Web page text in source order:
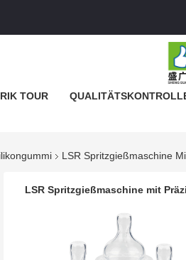
TOUR
LSR Spritzgießmaschine
LSR Spritzgießmaschine mit